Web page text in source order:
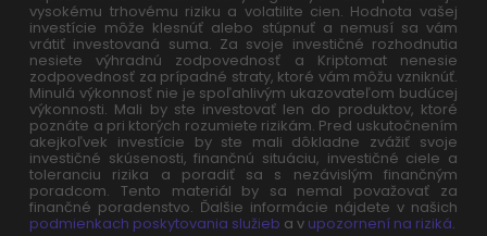
vysokému trhovému riziku a volatilite cien. Hodnota vašej
investície môže klesnúť alebo stúpnuť a nemusí sa vám
vrátiť investovaná suma. Za svoje investičné rozhodnutia
nesiete výhradnú zodpovednosť a Kriptomat nenesie
zodpovednosť za prípadné straty, ktoré vám môžu vzniknúť.
Minulá výkonnosť nie je spoľahlivým ukazovateľom budúcej
výkonnosti. Mali by ste investovať len do produktov, ktoré
poznáte a pri ktorých rozumiete rizikám. Pred uskutočnením
akejkoľvek investície by ste mali dôkladne zvážiť svoje
investičné skúsenosti, finančnú situáciu, investičné ciele a
toleranciu rizika a poradiť sa s nezávislým finančným
poradcom. Tento materiál by sa nemal považovať za
finančné poradenstvo. Ďalšie informácie nájdete v našich
podmienkach poskytovania služieb a v upozornení na riziká.